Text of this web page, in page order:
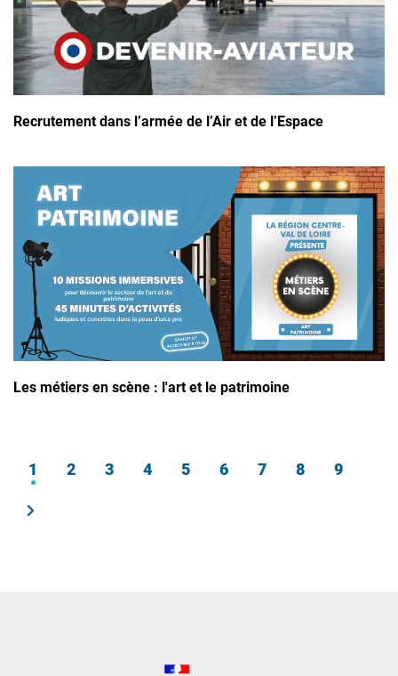
Recrutement dans l’armée de l’Air et de l’Espace
Les métiers en scène : l'art et le patrimoine
Page
courante
1 Page
2 Page
3 Page
4 Page
5 Page
6 Page
7 Page
8 Page
9